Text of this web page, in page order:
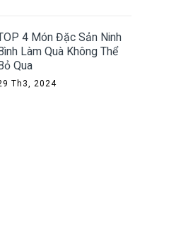
4 Món Đặc Sản Ninh
Làm Quà Không Thể
Qua
Th3, 2024